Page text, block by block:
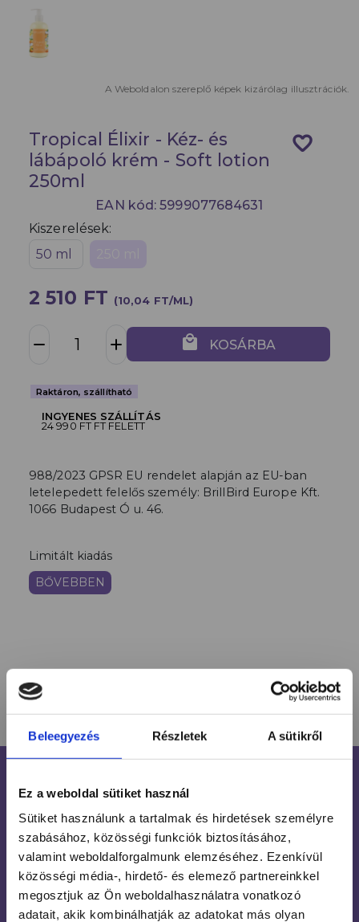
Beleegyezés Részletek A sütikről
Ez a weboldal sütiket használ
Sütiket használunk a tartalmak és hirdetések személyre
szabásához, közösségi funkciók biztosításához,
valamint weboldalforgalmunk elemzéséhez. Ezenkívül
közösségi média-, hirdető- és elemező partnereinkkel
megosztjuk az Ön weboldalhasználatra vonatkozó
adatait, akik kombinálhatják az adatokat más olyan
A Weboldalon szereplő képek kizárólag illusztrációk.
favorite_border
Tropical Élixir - Kéz- és
lábápoló krém - Soft lotion
250ml
EAN kód: 5999077684631
Kiszerelések:
50 ml
2 510 FT (10,04 FT/ML)
remove add local_mall KOSÁRBA
Raktáron, szállítható
INGYENES SZÁLLÍTÁS
24 990 FT FT FELETT
988/2023 GPSR EU rendelet alapján az EU-ban
letelepedett felelős személy: BrillBird Europe Kft.
1066 Budapest Ó u. 46.
Limitált kiadás
BŐVEBBEN
HASONLÓ TERMÉKEK
24 990 FT FELETT
ÜGYFÉLSZOLGÁLAT
7-15H TELEFONON, EMAILBEN
100% BIZTONSÁGOS
ONLINE VÁSÁRLÁS